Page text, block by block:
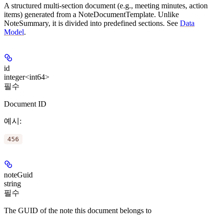
A structured multi-section document (e.g., meeting minutes, action
items) generated from a NoteDocumentTemplate. Unlike
NoteSummary, it is divided into predefined sections. See Data
Model.
id
integer<int64>
필수
Document ID
예시 :
456
noteGuid
string
필수
The GUID of the note this document belongs to